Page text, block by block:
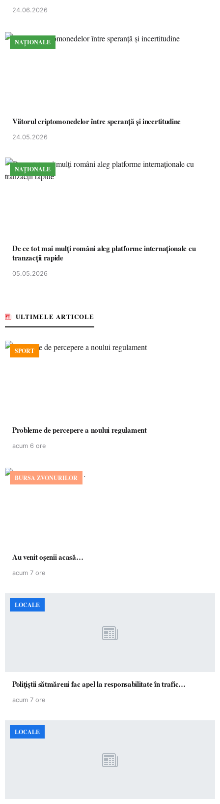
24.06.2026
NAȚIONALE
Viitorul criptomonedelor între speranță și incertitudine
24.05.2026
NAȚIONALE
De ce tot mai mulți români aleg platforme internaționale cu
tranzacții rapide
05.05.2026
ULTIMELE ARTICOLE
SPORT
Probleme de percepere a noului regulament
acum 6 ore
BURSA ZVONURILOR
Au venit oșenii acasă…
acum 7 ore
LOCALE
Polițiștii sătmăreni fac apel la responsabilitate în trafic…
acum 7 ore
LOCALE